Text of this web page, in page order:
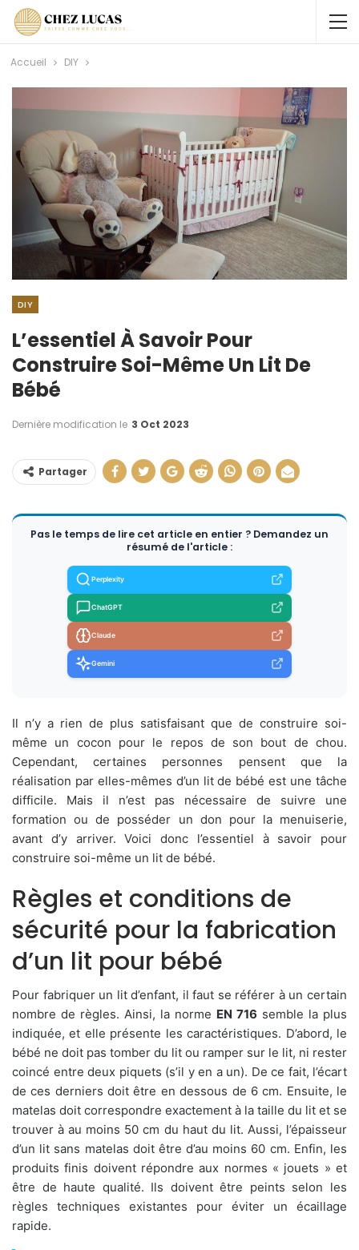
Accueil DIY
DIY
L’essentiel À Savoir Pour
Construire Soi-Même Un Lit De
Bébé
Dernière modification le 3 Oct 2023
Partager
Pas le temps de lire cet article en entier ? Demandez un
résumé de l'article :
Perplexity
ChatGPT
Claude
Gemini
Il n’y a rien de plus satisfaisant que de construire soi-
même un cocon pour le repos de son bout de chou.
Cependant, certaines personnes pensent que la
réalisation par elles-mêmes d’un lit de bébé est une tâche
difficile. Mais il n’est pas nécessaire de suivre une
formation ou de posséder un don pour la menuiserie,
avant d’y arriver. Voici donc l’essentiel à savoir pour
construire soi-même un lit de bébé.
Règles et conditions de
sécurité pour la fabrication
d’un lit pour bébé
Pour fabriquer un lit d’enfant, il faut se référer à un certain
nombre de règles. Ainsi, la norme EN 716 semble la plus
indiquée, et elle présente les caractéristiques. D’abord, le
bébé ne doit pas tomber du lit ou ramper sur le lit, ni rester
coincé entre deux piquets (s’il y en a un). De ce fait, l’écart
de ces derniers doit être en dessous de 6 cm. Ensuite, le
matelas doit correspondre exactement à la taille du lit et se
trouver à au moins 50 cm du haut du lit. Aussi, l’épaisseur
d’un lit sans matelas doit être d’au moins 60 cm. Enfin, les
produits finis doivent répondre aux normes « jouets » et
être de haute qualité. Ils doivent être peints selon les
règles techniques existantes pour éviter un écaillage
rapide.